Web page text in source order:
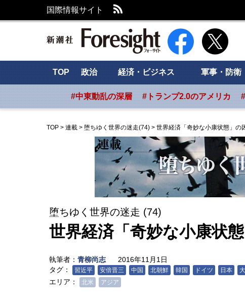
国際情報サイト
新潮社 Foresight フォ
TOP 政治 経済・ビジネス 軍事・防衛
#中東動乱の深層 #トランプ2.0のアメリカ
TOP > 連載 > 堕ちゆく世界の迷走(74) > 世界経済「奇妙な小康状態」の
堕ちゆく世界の迷走 (74)
世界経済「奇妙な小康状
執筆者： 青柳尚志
2016年11月1日
タグ：
習近平 安倍晋三 中国 北朝鮮 韓国 ドイツ 日本
エリア： 北米 アジア